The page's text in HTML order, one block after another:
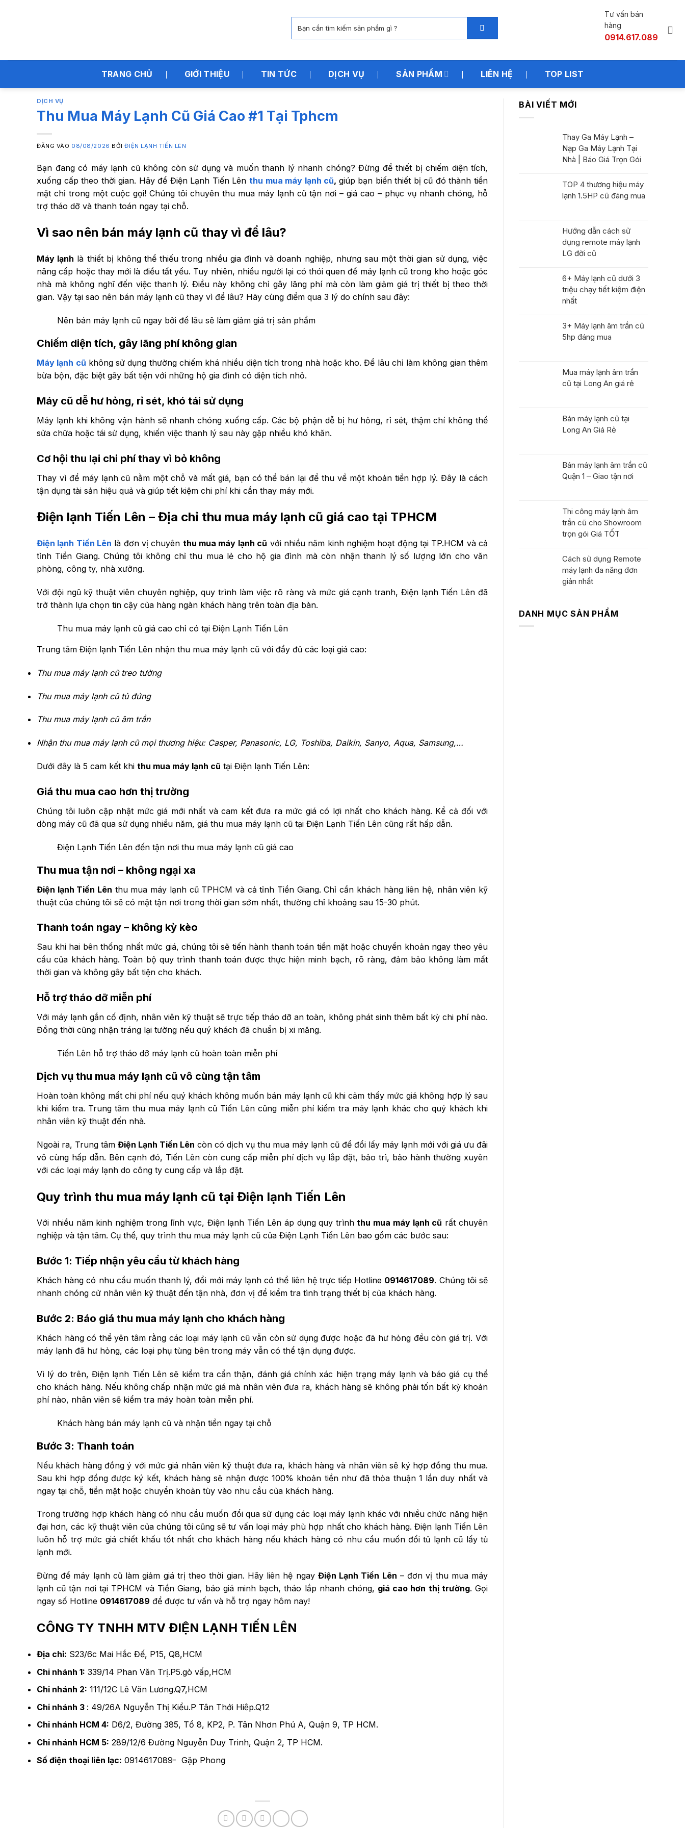
kiếm:
Tư vấn bán
hàng
0914.617.089
TRANG CHỦ GIỚI THIỆU TIN TỨC DỊCH VỤ SẢN PHẨM LIÊN HỆ TOP LIST
DỊCH VỤ
Thu Mua Máy Lạnh Cũ Giá Cao #1 Tại Tphcm
ĐĂNG VÀO 08/08/2026 BỞIĐIỆN LẠNH TIẾN LÊN
Bạn đang có máy lạnh cũ không còn sử dụng và muốn thanh lý nhanh chóng? Đừng để thiết bị chiếm diện tích,
xuống cấp theo thời gian. Hãy để Điện Lạnh Tiến Lên thu mua máy lạnh cũ, giúp bạn biến thiết bị cũ đó thành tiền
mặt chỉ trong một cuộc gọi! Chúng tôi chuyên thu mua máy lạnh cũ tận nơi – giá cao – phục vụ nhanh chóng, hỗ
trợ tháo dỡ và thanh toán ngay tại chỗ.
Vì sao nên bán máy lạnh cũ thay vì để lâu?
Máy lạnh là thiết bị không thể thiếu trong nhiều gia đình và doanh nghiệp, nhưng sau một thời gian sử dụng, việc
nâng cấp hoặc thay mới là điều tất yếu. Tuy nhiên, nhiều người lại có thói quen để máy lạnh cũ trong kho hoặc góc
nhà mà không nghĩ đến việc thanh lý. Điều này không chỉ gây lãng phí mà còn làm giảm giá trị thiết bị theo thời
gian. Vậy tại sao nên bán máy lạnh cũ thay vì để lâu? Hãy cùng điểm qua 3 lý do chính sau đây:
Nên bán máy lạnh cũ ngay bởi để lâu sẽ làm giảm giá trị sản phẩm
Chiếm diện tích, gây lãng phí không gian
Máy lạnh cũ không sử dụng thường chiếm khá nhiều diện tích trong nhà hoặc kho. Để lâu chỉ làm không gian thêm
bừa bộn, đặc biệt gây bất tiện với những hộ gia đình có diện tích nhỏ.
Máy cũ dễ hư hỏng, rỉ sét, khó tái sử dụng
Máy lạnh khi không vận hành sẽ nhanh chóng xuống cấp. Các bộ phận dễ bị hư hỏng, rỉ sét, thậm chí không thể
sửa chữa hoặc tái sử dụng, khiến việc thanh lý sau này gặp nhiều khó khăn.
Cơ hội thu lại chi phí thay vì bỏ không
Thay vì để máy lạnh cũ nằm một chỗ và mất giá, bạn có thể bán lại để thu về một khoản tiền hợp lý. Đây là cách
tận dụng tài sản hiệu quả và giúp tiết kiệm chi phí khi cần thay máy mới.
Điện lạnh Tiến Lên – Địa chỉ thu mua máy lạnh cũ giá cao tại TPHCM
Điện lạnh Tiến Lên là đơn vị chuyên thu mua máy lạnh cũ với nhiều năm kinh nghiệm hoạt động tại TP.HCM và cả
tỉnh Tiền Giang. Chúng tôi không chỉ thu mua lẻ cho hộ gia đình mà còn nhận thanh lý số lượng lớn cho văn
phòng, công ty, nhà xưởng.
Với đội ngũ kỹ thuật viên chuyên nghiệp, quy trình làm việc rõ ràng và mức giá cạnh tranh, Điện lạnh Tiến Lên đã
trở thành lựa chọn tin cậy của hàng ngàn khách hàng trên toàn địa bàn.
Thu mua máy lạnh cũ giá cao chỉ có tại Điện Lạnh Tiến Lên
Trung tâm Điện lạnh Tiến Lên nhận thu mua máy lạnh cũ với đầy đủ các loại giá cao:
Thu mua máy lạnh cũ treo tường
Thu mua máy lạnh cũ tủ đứng
Thu mua máy lạnh cũ âm trần
Nhận thu mua máy lạnh cũ mọi thương hiệu: Casper, Panasonic, LG, Toshiba, Daikin, Sanyo, Aqua, Samsung,…
Dưới đây là 5 cam kết khi thu mua máy lạnh cũ tại Điện lạnh Tiến Lên:
Giá thu mua cao hơn thị trường
Chúng tôi luôn cập nhật mức giá mới nhất và cam kết đưa ra mức giá có lợi nhất cho khách hàng. Kể cả đối với
dòng máy cũ đã qua sử dụng nhiều năm, giá thu mua máy lạnh cũ tại Điện Lạnh Tiến Lên cũng rất hấp dẫn.
Điện Lạnh Tiến Lên đến tận nơi thu mua máy lạnh cũ giá cao
Thu mua tận nơi – không ngại xa
Điện lạnh Tiến Lên thu mua máy lạnh cũ TPHCM và cả tỉnh Tiền Giang. Chỉ cần khách hàng liên hệ, nhân viên kỹ
thuật của chúng tôi sẽ có mặt tận nơi trong thời gian sớm nhất, thường chỉ khoảng sau 15-30 phút.
Thanh toán ngay – không kỳ kèo
Sau khi hai bên thống nhất mức giá, chúng tôi sẽ tiến hành thanh toán tiền mặt hoặc chuyển khoản ngay theo yêu
cầu của khách hàng. Toàn bộ quy trình thanh toán được thực hiện minh bạch, rõ ràng, đảm bảo không làm mất
thời gian và không gây bất tiện cho khách.
Hỗ trợ tháo dỡ miễn phí
Với máy lạnh gắn cố định, nhân viên kỹ thuật sẽ trực tiếp tháo dỡ an toàn, không phát sinh thêm bất kỳ chi phí nào.
Đồng thời cũng nhận tráng lại tường nếu quý khách đã chuẩn bị xi măng.
Tiến Lên hỗ trợ tháo dỡ máy lạnh cũ hoàn toàn miễn phí
Dịch vụ thu mua máy lạnh cũ vô cùng tận tâm
Hoàn toàn không mất chi phí nếu quý khách không muốn bán máy lạnh cũ khi cảm thấy mức giá không hợp lý sau
khi kiểm tra. Trung tâm thu mua máy lạnh cũ Tiến Lên cũng miễn phí kiểm tra máy lạnh khác cho quý khách khi
nhân viên kỹ thuật đến nhà.
Ngoài ra, Trung tâm Điện Lạnh Tiến Lên còn có dịch vụ thu mua máy lạnh cũ để đổi lấy máy lạnh mới với giá ưu đãi
vô cùng hấp dẫn. Bên cạnh đó, Tiến Lên còn cung cấp miễn phí dịch vụ lắp đặt, bảo trì, bảo hành thường xuyên
với các loại máy lạnh do công ty cung cấp và lắp đặt.
Quy trình thu mua máy lạnh cũ tại Điện lạnh Tiến Lên
Với nhiều năm kinh nghiệm trong lĩnh vực, Điện lạnh Tiến Lên áp dụng quy trình thu mua máy lạnh cũ rất chuyên
nghiệp và tận tâm. Cụ thể, quy trình thu mua máy lạnh cũ của Điện Lạnh Tiến Lên bao gồm các bước sau:
Bước 1: Tiếp nhận yêu cầu từ khách hàng
Khách hàng có nhu cầu muốn thanh lý, đổi mới máy lạnh có thể liên hệ trực tiếp Hotline 0914617089. Chúng tôi sẽ
nhanh chóng cử nhân viên kỹ thuật đến tận nhà, đơn vị để kiểm tra tình trạng thiết bị của khách hàng.
Bước 2: Báo giá thu mua máy lạnh cho khách hàng
Khách hàng có thể yên tâm rằng các loại máy lạnh cũ vẫn còn sử dụng được hoặc đã hư hỏng đều còn giá trị. Với
máy lạnh đã hư hỏng, các loại phụ tùng bên trong máy vẫn có thể tận dụng được.
Vì lý do trên, Điện lạnh Tiến Lên sẽ kiểm tra cẩn thận, đánh giá chính xác hiện trạng máy lạnh và báo giá cụ thể
cho khách hàng. Nếu không chấp nhận mức giá mà nhân viên đưa ra, khách hàng sẽ không phải tốn bất kỳ khoản
phí nào, nhân viên sẽ kiểm tra máy hoàn toàn miễn phí.
Khách hàng bán máy lạnh cũ và nhận tiền ngay tại chỗ
Bước 3: Thanh toán
Nếu khách hàng đồng ý với mức giá nhân viên kỹ thuật đưa ra, khách hàng và nhân viên sẽ ký hợp đồng thu mua.
Sau khi hợp đồng được ký kết, khách hàng sẽ nhận được 100% khoản tiền như đã thỏa thuận 1 lần duy nhất và
ngay tại chỗ, tiền mặt hoặc chuyển khoản tùy vào nhu cầu của khách hàng.
Trong trường hợp khách hàng có nhu cầu muốn đổi qua sử dụng các loại máy lạnh khác với nhiều chức năng hiện
đại hơn, các kỹ thuật viên của chúng tôi cũng sẽ tư vấn loại máy phù hợp nhất cho khách hàng. Điện lạnh Tiến Lên
luôn hỗ trợ mức giá chiết khấu tốt nhất cho khách hàng nếu khách hàng có nhu cầu muốn đổi tủ lạnh cũ lấy tủ
lạnh mới.
Đừng để máy lạnh cũ làm giảm giá trị theo thời gian. Hãy liên hệ ngay Điện Lạnh Tiến Lên – đơn vị thu mua máy
lạnh cũ tận nơi tại TPHCM và Tiền Giang, báo giá minh bạch, tháo lắp nhanh chóng, giá cao hơn thị trường. Gọi
ngay số Hotline 0914617089 để được tư vấn và hỗ trợ ngay hôm nay!
CÔNG TY TNHH MTV ĐIỆN LẠNH TIẾN LÊN
Địa chỉ: S23/6c Mai Hắc Đế, P15, Q8,HCM
Chi nhánh 1: 339/14 Phan Văn Trị.P5.gò vấp,HCM
Chi nhánh 2: 111/12C Lê Văn Lương.Q7,HCM
Chi nhánh 3 : 49/26A Nguyễn Thị Kiểu.P Tân Thới Hiệp.Q12
Chi nhánh HCM 4: D6/2, Đường 385, Tổ 8, KP2, P. Tân Nhơn Phú A, Quận 9, TP HCM.
Chi nhánh HCM 5: 289/12/6 Đường Nguyễn Duy Trinh, Quận 2, TP HCM.
Số điện thoại liên lạc: 0914617089- Gặp Phong
BÀI VIẾT MỚI
Thay Ga Máy Lạnh –
Nạp Ga Máy Lạnh Tại
Nhà | Báo Giá Trọn Gói
TOP 4 thương hiệu máy
lạnh 1.5HP cũ đáng mua
Hướng dẫn cách sử
dụng remote máy lạnh
LG đời cũ
6+ Máy lạnh cũ dưới 3
triệu chạy tiết kiệm điện
nhất
3+ Máy lạnh âm trần cũ
5hp đáng mua
Mua máy lạnh âm trần
cũ tại Long An giá rẻ
Bán máy lạnh cũ tại
Long An Giá Rẻ
Bán máy lạnh âm trần cũ
Quận 1 – Giao tận nơi
Thi công máy lạnh âm
trần cũ cho Showroom
trọn gói Giá TỐT
Cách sử dụng Remote
máy lạnh đa năng đơn
giản nhất
DANH MỤC SẢN PHẨM